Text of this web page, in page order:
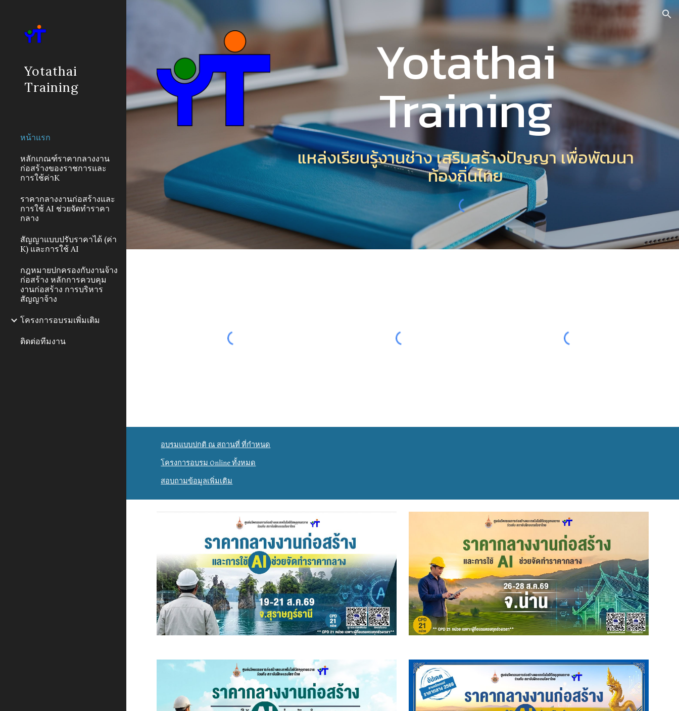
Skip to navigation
Yotathai
Training
หน้าแรก
หลักเกณฑ์ราคากลางงาน
ก่อสร้างของราชการและ
การใช้ค่าK
ราคากลางงานก่อสร้างและ
การใช้ AI ช่วยจัดทำราคา
กลาง
สัญญาแบบปรับราคาได้ (ค่า
K) และการใช้ AI
กฎหมายปกครองกับงานจ้าง
ก่อสร้าง หลักการควบคุม
งานก่อสร้าง การบริหาร
สัญญาจ้าง
โครงการอบรมเพิ่มเติม
ติดต่อทีมงาน
Yotathai
Training
แหล่งเรียนรู้งานช่าง เสริมสร้างปัญญา เพื่อพัฒนา
ท้องถิ่นไทย
อบรมแบบปกติ ณ สถานที่ ที่กำหนด
โครงการอบรม Online ทั้งหมด
สอบถามข้อมูลเพิ่มเติม